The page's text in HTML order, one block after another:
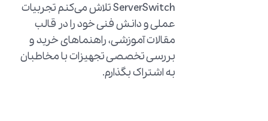
ServerSwitch تلاش می‌کنم تجربیات
عملی و دانش فنی خود را در قالب
مقالات آموزشی، راهنماهای خرید و
بررسی تخصصی تجهیزات با مخاطبان
به اشتراک بگذارم.